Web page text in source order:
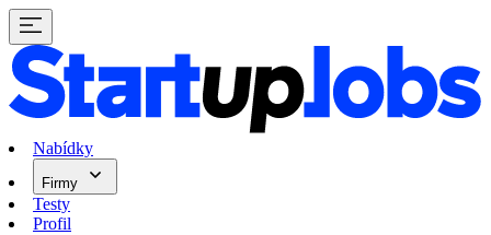
Nabídky
Firmy
Testy
Profil